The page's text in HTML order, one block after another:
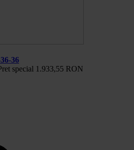
36
special 1.933,55 RON